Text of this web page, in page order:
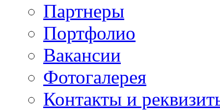
Партнеры
Портфолио
Вакансии
Фотогалерея
Контакты и